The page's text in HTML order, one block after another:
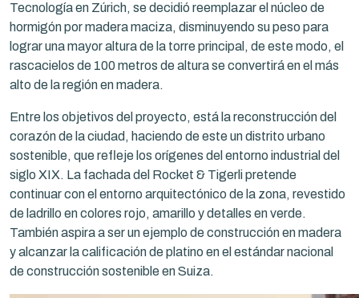
Tecnología en Zúrich, se decidió reemplazar el núcleo de
hormigón por madera maciza, disminuyendo su peso para
lograr una mayor altura de la torre principal, de este modo, el
rascacielos de 100 metros de altura se convertirá en el más
alto de la región en madera.
Entre los objetivos del proyecto, está la reconstrucción del
corazón de la ciudad, haciendo de este un distrito urbano
sostenible, que refleje los orígenes del entorno industrial del
siglo XIX. La fachada del Rocket & Tigerli pretende
continuar con el entorno arquitectónico de la zona, revestido
de ladrillo en colores rojo, amarillo y detalles en verde.
También aspira a ser un ejemplo de construcción en madera
y alcanzar la calificación de platino en el estándar nacional
de construcción sostenible en Suiza.